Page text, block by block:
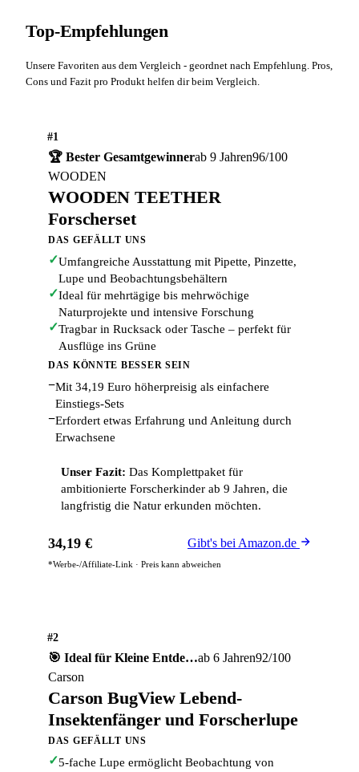
Top-Empfehlungen
Unsere Favoriten aus dem Vergleich - geordnet nach Empfehlung. Pros,
Cons und Fazit pro Produkt helfen dir beim Vergleich.
#1
🏆 Bester Gesamtgewinnerab 9 Jahren96/100
WOODEN
WOODEN TEETHER
Forscherset
DAS GEFÄLLT UNS
✓Umfangreiche Ausstattung mit Pipette, Pinzette,
Lupe und Beobachtungsbehältern
✓Ideal für mehrtägige bis mehrwöchige
Naturprojekte und intensive Forschung
✓Tragbar in Rucksack oder Tasche – perfekt für
Ausflüge ins Grüne
DAS KÖNNTE BESSER SEIN
−Mit 34,19 Euro höherpreisig als einfachere
Einstiegs-Sets
−Erfordert etwas Erfahrung und Anleitung durch
Erwachsene
Unser Fazit: Das Komplettpaket für
ambitionierte Forscherkinder ab 9 Jahren, die
langfristig die Natur erkunden möchten.
34,19 € Gibt's bei Amazon.de
*Werbe-/Affiliate-Link · Preis kann abweichen
#2
🎯 Ideal für Kleine Entde…ab 6 Jahren92/100
Carson
Carson BugView Lebend-
Insektenfänger und Forscherlupe
DAS GEFÄLLT UNS
✓5-fache Lupe ermöglicht Beobachtung von